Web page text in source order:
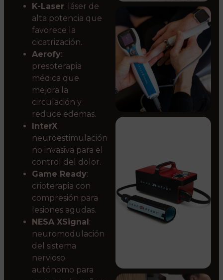
K-Laser: láser de
alta potencia que
favorece la
cicatrización.
Aerofy:
presoterapia
médica que
mejora la
circulación y
reduce edemas.
InterX:
neuroestimulación
no invasiva para el
control del dolor.
Game Ready:
crioterapia con
compresión para
lesiones agudas.
NESA XSignal :
neuromodulación
del sistema
nervioso
autónomo para